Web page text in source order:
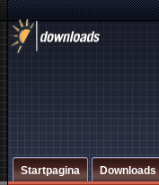
Startpagina Downloads